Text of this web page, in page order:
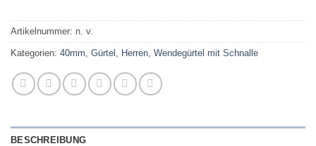
Artikelnummer: n. v.
Kategorien: 40mm Gürtel Herren Wendegürtel mit Schnalle
BESCHREIBUNG